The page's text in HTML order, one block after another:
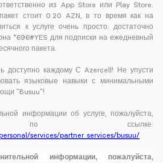
из App Store или Play Store.
стоит 0.20 AZN, в то время как на
к услуге очень просто: достаточно
*696#YES для подписки на ежедневный
пакета.
доступно каждому С Azercell! Не упусти
языковые навыки с минимальными
"Busuu"!
информации об услуге, пожалуйста,
по ссылке:
services/partner_services/busuu/
информации, пожалуйста,